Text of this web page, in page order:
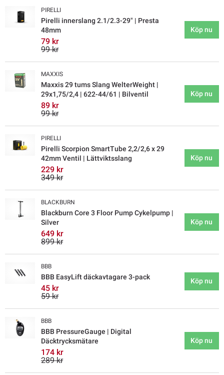
PIRELLI
Pirelli innerslang 2.1/2.3-29" | Presta
48mm
79 kr
99 kr
Köp nu
MAXXIS
Maxxis 29 tums Slang WelterWeight |
29x1,75/2,4 | 622-44/61 | Bilventil
89 kr
99 kr
Köp nu
PIRELLI
Pirelli Scorpion SmartTube 2,2/2,6 x 29
42mm Ventil | Lättviktsslang
229 kr
349 kr
Köp nu
BLACKBURN
Blackburn Core 3 Floor Pump Cykelpump |
Silver
649 kr
899 kr
Köp nu
BBB
BBB EasyLift däckavtagare 3-pack
45 kr
59 kr
Köp nu
BBB
BBB PressureGauge | Digital
Däcktrycksmätare
174 kr
289 kr
Köp nu